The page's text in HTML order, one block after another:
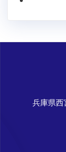
兵庫県西